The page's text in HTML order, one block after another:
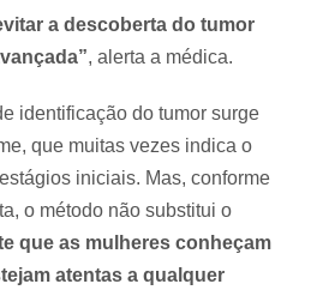
a descoberta do tumor
, alerta a médica.
identificação do tumor surge
que muitas vezes indica o
iniciais. Mas, conforme
o método não substitui o
que as mulheres conheçam
atentas a qualquer